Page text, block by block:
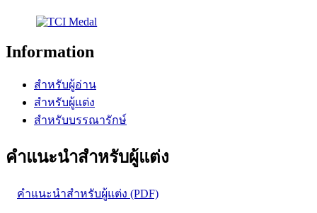
Information
สำหรับผู้อ่าน
สำหรับผู้แต่ง
สำหรับบรรณารักษ์
คำแนะนำสำหรับผู้แต่ง
คำแนะนำสำหรับผู้แต่ง (PDF)